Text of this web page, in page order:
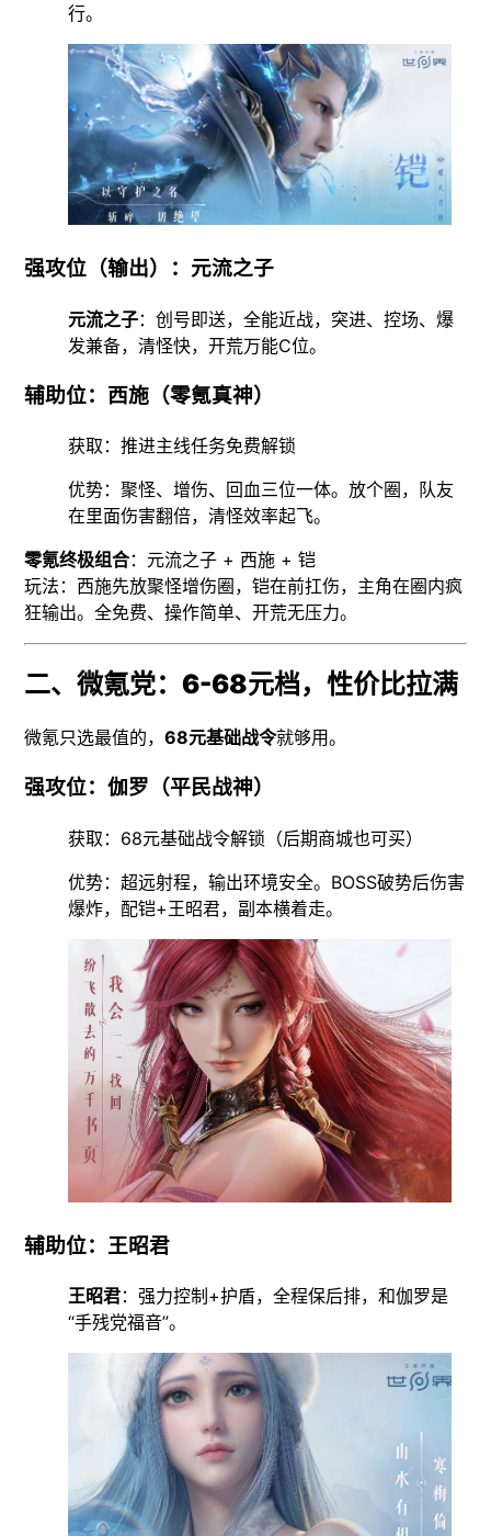
行。
强攻位（输出）：元流之子
元流之子：创号即送，全能近战，突进、控场、爆
发兼备，清怪快，开荒万能C位。
辅助位：西施（零氪真神）
获取：推进主线任务免费解锁
优势：聚怪、增伤、回血三位一体。放个圈，队友
在里面伤害翻倍，清怪效率起飞。
零氪终极组合：元流之子 + 西施 + 铠
玩法：西施先放聚怪增伤圈，铠在前扛伤，主角在圈内疯
狂输出。全免费、操作简单、开荒无压力。
二、微氪党：6-68元档，性价比拉满
微氪只选最值的，68元基础战令就够用。
强攻位：伽罗（平民战神）
获取：68元基础战令解锁（后期商城也可买）
优势：超远射程，输出环境安全。BOSS破势后伤害
爆炸，配铠+王昭君，副本横着走。
辅助位：王昭君
王昭君：强力控制+护盾，全程保后排，和伽罗是
“手残党福音”。